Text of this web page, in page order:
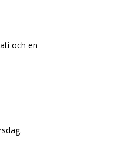
och en